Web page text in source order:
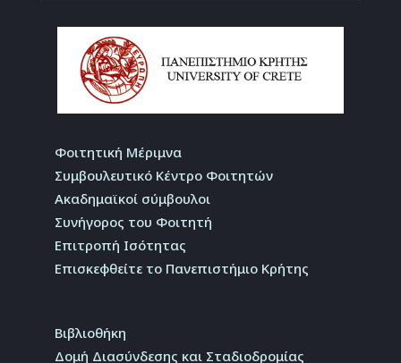
Φοιτητική Μέριμνα
Συμβουλευτικό Κέντρο Φοιτητών
Ακαδημαϊκοί σύμβουλοι
Συνήγορος του Φοιτητή
Επιτροπή Ισότητας
Επισκεφθείτε το Πανεπιστήμιο Κρήτης
Βιβλιοθήκη
Δομή Διασύνδεσης και Σταδιοδρομίας